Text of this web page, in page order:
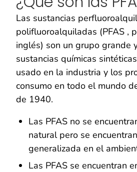
Las sustancias
polifluoroalquiladas (PFAS ,
inglés) son un grupo grande
sustancias químicas
usado en la industria y los
consumo en todo el mundo
de 1940.
Las PFAS no se
natural pero se
generalizada en el
Las PFAS se encuentran